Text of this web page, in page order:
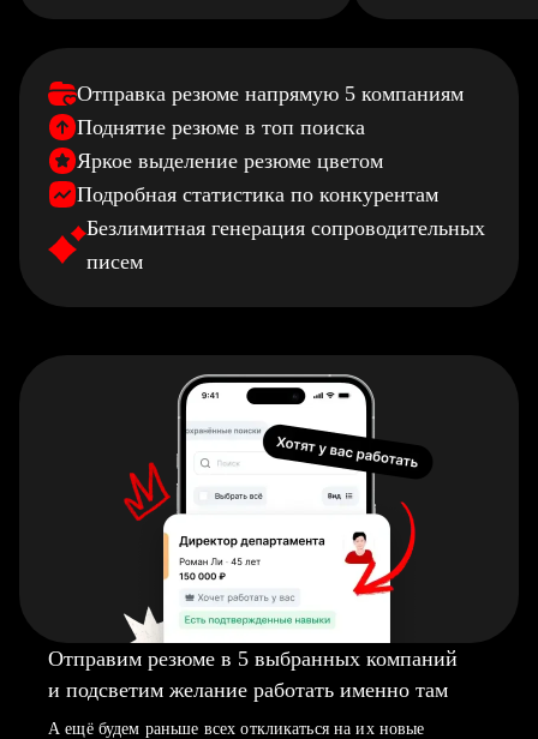
Отправка резюме напрямую 5 компаниям
Поднятие резюме в топ поиска
Яркое выделение резюме цветом
Подробная статистика по конкурентам
Безлимитная генерация сопроводительных
писем
Отправим резюме в 5 выбранных компаний
и подсветим желание работать именно там
А ещё будем раньше всех откликаться на их новые